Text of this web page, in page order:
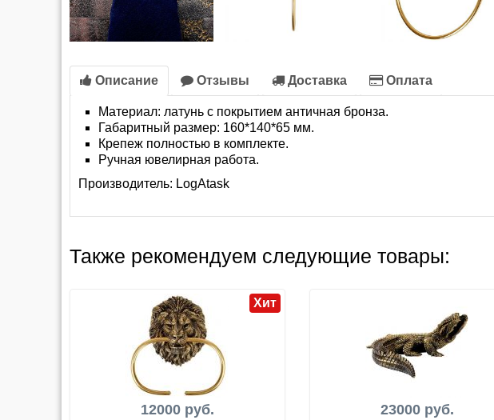
Описание Отзывы Доставка Оплата
Материал: латунь с покрытием античная бронза.
Габаритный размер: 160*140*65 мм.
Крепеж полностью в комплекте.
Ручная ювелирная работа.
Производитель: LogAtask
Также рекомендуем следующие товары:
12000 руб.
Хит
23000 руб.